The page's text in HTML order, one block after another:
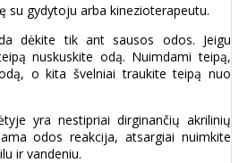
su gydytoju arba kinezioterapeutu.
dėkite tik ant sausos odos. Jeigu
nuskuskite odą. Nuimdami teipą,
o kita švelniai traukite teipą nuo
yra nestipriai dirginančių akrilinių
odos reakcija, atsargiai nuimkite
ir vandeniu.